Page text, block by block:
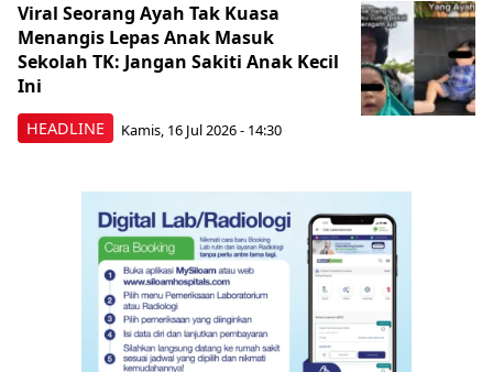
HEADLINE
Viral Seorang Ayah Tak Kuasa
Menangis Lepas Anak Masuk
Sekolah TK: Jangan Sakiti Anak Kecil
Ini
Kamis, 16 Jul 2026 - 14:30